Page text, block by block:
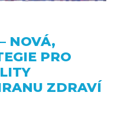
NOVÁ,
PRO
ZDRAVÍ